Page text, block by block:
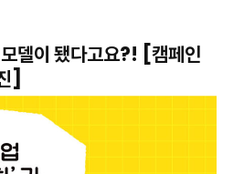
델이 됐다고요?! [캠페인
]